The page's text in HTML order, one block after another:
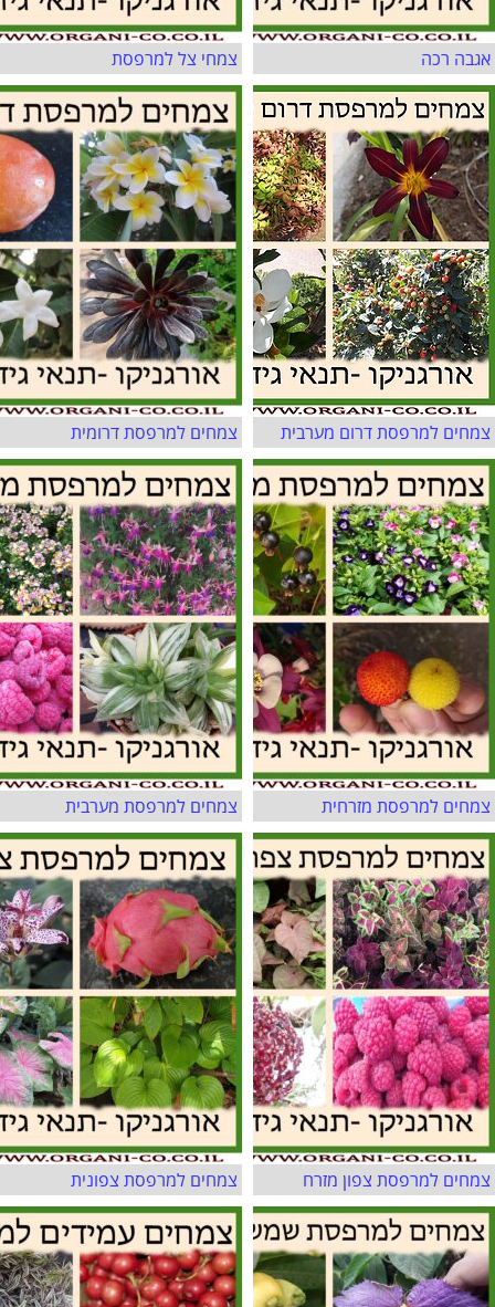
אגבה רכה צמחי צל למרפסת
צמחים למרפסת דרום מערבית צמחים למרפסת דרומית
צמחים למרפסת מזרחית צמחים למרפסת מערבית
צמחים למרפסת צפון מזרח צמחים למרפסת צפונית